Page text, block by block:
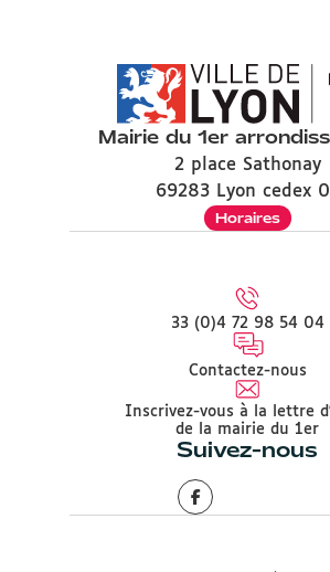
Mairie du 1er
2 place Sathonay
69283 Lyon cedex
Horaires
33 (0)4 72 98 54 04
Contactez-nous
Inscrivez-vous à la lettre
de la mairie du 1er
Suivez-nous